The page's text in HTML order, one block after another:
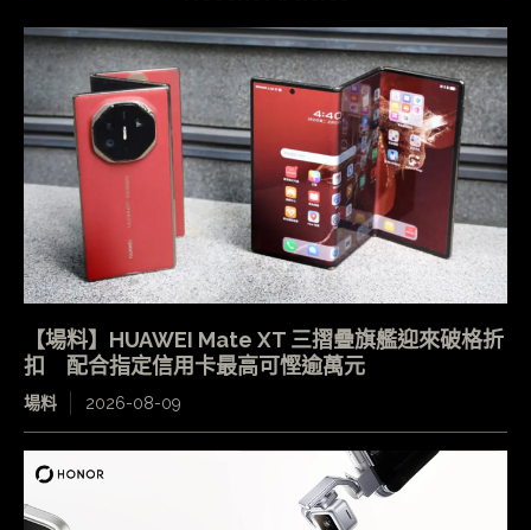
【場料】HUAWEI Mate XT 三摺疊旗艦迎來破格折
扣 配合指定信用卡最高可慳逾萬元
場料 2026-08-09